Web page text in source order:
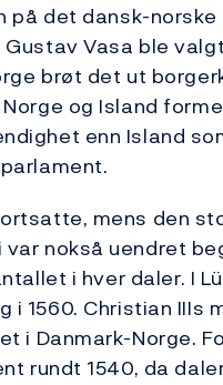
på det dansk-
Vasa ble
brøt det ut
og Island
enn Island
mens den
nokså uendret
i hver daler. I
1560. Christian IIIs
i Danmark-Norge.
rundt 1540, da